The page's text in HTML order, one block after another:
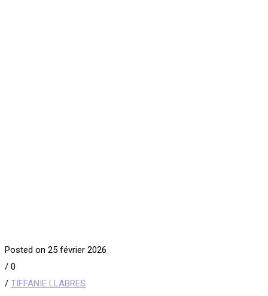
Posted on 25 février 2026
/ 0
/ TIFFANIE LLABRES